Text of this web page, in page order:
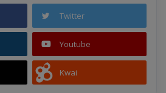
Twitter
Youtube
Kwai